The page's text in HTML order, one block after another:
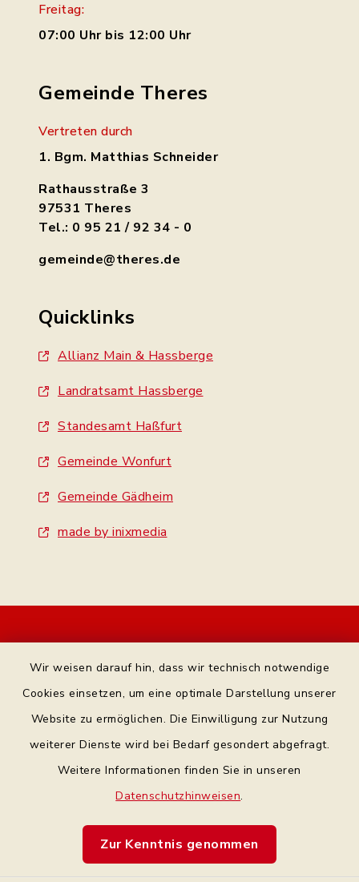
Wir weisen darauf hin, dass wir technisch notwendige
Cookies einsetzen, um eine optimale Darstellung unserer
Website zu ermöglichen. Die Einwilligung zur Nutzung
weiterer Dienste wird bei Bedarf gesondert abgefragt.
Weitere Informationen finden Sie in unseren
Datenschutzhinweisen.
Zur Kenntnis genommen
Freitag:
07:00 Uhr bis 12:00 Uhr
Gemeinde Theres
Vertreten durch
1. Bgm. Matthias Schneider
Rathausstraße 3
97531 Theres
Tel.: 0 95 21 / 92 34 - 0
gemeinde@theres.de
Quicklinks
Allianz Main & Hassberge
Landratsamt Hassberge
Standesamt Haßfurt
Gemeinde Wonfurt
Gemeinde Gädheim
made by inixmedia
Bankverbindung
Barrierefreiheit
Impressum